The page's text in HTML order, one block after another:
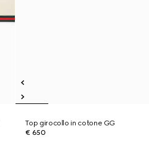
Top girocollo in cotone GG
€ 650